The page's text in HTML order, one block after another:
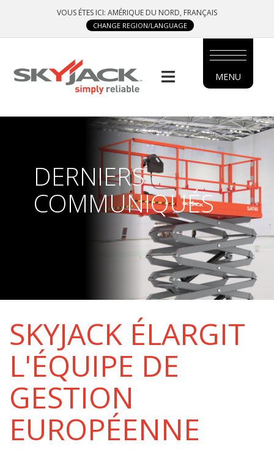
main
VOUS ÉTES ICI: AMÉRIQUE DU NORD, FRANÇAIS
CHANGE REGION/LANGUAGE
FRENCH
MAIN
MENU
MENU
DERNIERS
COMMUNIQUÉS
SKYJACK ÉLARGIT
L'ÉQUIPE DE
GESTION
EUROPÉENNE